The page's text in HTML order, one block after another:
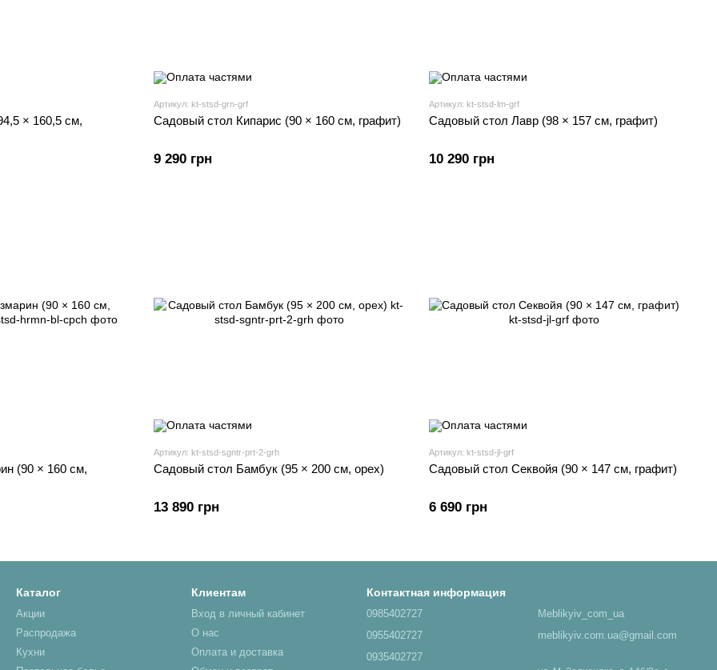
× 160,5 см,
Артикул: kt-stsd-grn-grf
Садовый стол Кипарис (90 × 160 см, графит)
9 290 грн
Артикул: kt-stsd-lm-grf
Садовый стол Лавр (98 × 157 см, графит)
10 290 грн
(90 × 160 см,
Артикул: kt-stsd-sgntr-prt-2-grh
Садовый стол Бамбук (95 × 200 см, орех)
13 890 грн
Артикул: kt-stsd-jl-grf
Садовый стол Секвойя (90 × 147 см, графит)
6 690 грн
Каталог
Акции
Распродажа
Кухни
Клиентам
Вход в личный кабинет
О нас
Оплата и доставка
Контактная информация
0985402727
0955402727
0935402727
Meblikyiv_com_ua
meblikyiv.com.ua@gmail.com